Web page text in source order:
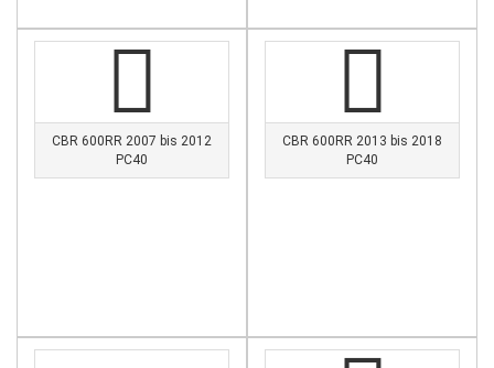
CBR 600RR 2007 bis 2012
PC40
CBR 600RR 2013 bis 2018
PC40